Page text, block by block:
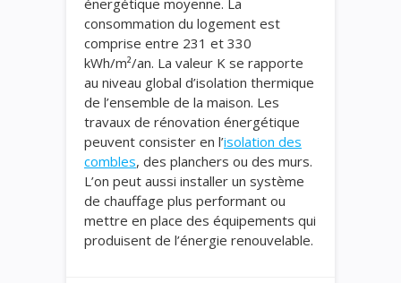
énergétique moyenne. La
consommation du logement est
comprise entre 231 et 330
kWh/m²/an. La valeur K se rapporte
au niveau global d’isolation thermique
de l’ensemble de la maison. Les
travaux de rénovation énergétique
peuvent consister en l’isolation des
combles, des planchers ou des murs.
L’on peut aussi installer un système
de chauffage plus performant ou
mettre en place des équipements qui
produisent de l’énergie renouvelable.